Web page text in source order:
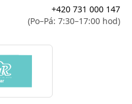
+420 731 000 147
(Po–Pá: 7:30–17:00 hod)